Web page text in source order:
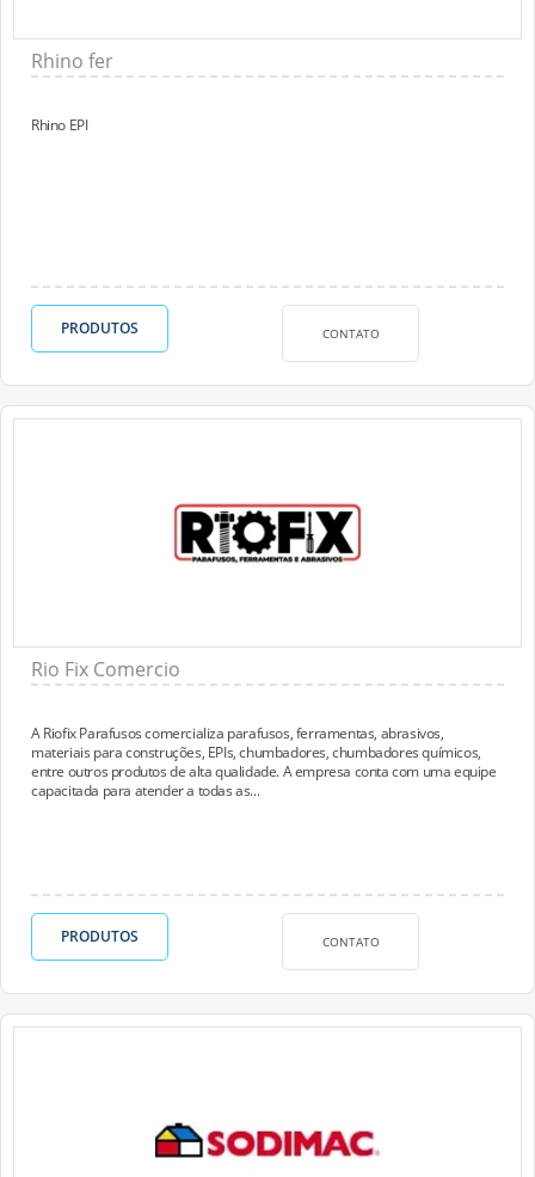
Rhino fer
Rhino EPI
PRODUTOS CONTATO
Rio Fix Comercio
A Riofix Parafusos comercializa parafusos, ferramentas, abrasivos,
materiais para construções, EPIs, chumbadores, chumbadores químicos,
entre outros produtos de alta qualidade. A empresa conta com uma equipe
capacitada para atender a todas as...
PRODUTOS CONTATO